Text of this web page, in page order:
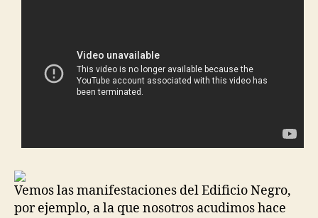
Vemos las manifestaciones del Edificio Negro,
por ejemplo, a la que nosotros acudimos hace